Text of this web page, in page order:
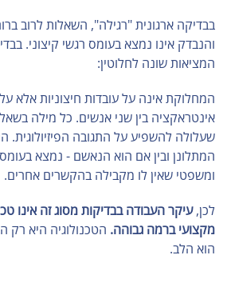
בבדיקה ארגונית "רגילה", השאלות לרוב
והנבדק אינו נמצא בעומס רגשי קיצוני.
המציאות שונה לחלוטין:
המחלוקת אינה על עובדות חיצוניות אלא
אינטראקציה בין שני אנשים. כל מילה
שעלולה להשפיע על התגובה הפיזיולוגית.
המתלונן ובין אם הוא הנאשם - נמצא בעומס
ומשפטי שאין לו מקבילה בהקשרים אחרים.
לכן,עיקר העבודה בבדיקות מסוג זה אינו
מקצועי ברמה גבוהה. הטכנולוגיה היא רק
הוא הלב.